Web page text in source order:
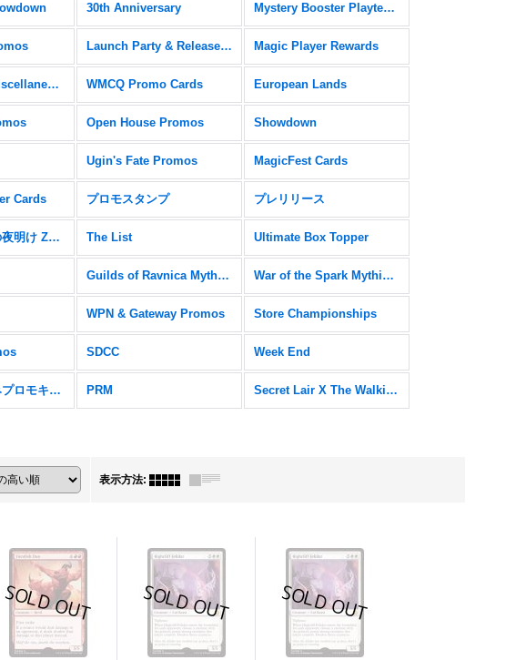
30th Anniversary Mystery Booster Playtest Cards
Launch Party & Release Event Promos Magic Player Rewards
Unique and Miscellaneous Promos WMCQ Promo Cards European Lands
Open House Promos Showdown
Ugin's Fate Promos MagicFest Cards
Cards プロモスタンプ プレリリース
ゼンディカーの夜明け Zendikar Expeditions The List Ultimate Box Topper
Guilds of Ravnica Mythic Edition War of the Spark Mythic Edition
WPN & Gateway Promos Store Championships
SDCC Week End
マジック夏休みプロモキャンペーン PRM Secret Lair X The Walking Dead
表示方法: